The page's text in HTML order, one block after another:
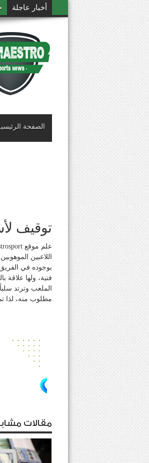
أخبار عاجلة
الصفحة
توقيف
اللاعبين
بوجوده في
فنية، ولها
الملعب وترتد
مطلوب منه، لذا
مقالات